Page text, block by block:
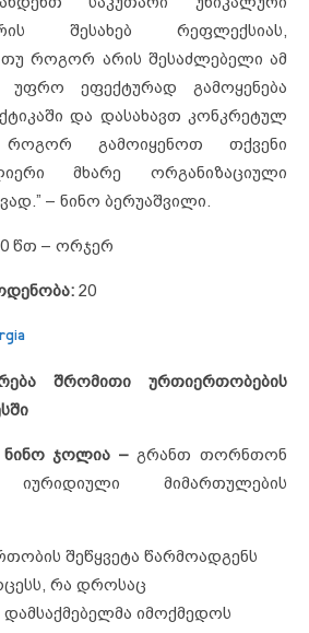
შესახებ რეფლექსიას,
თუ როგორ არის შესაძლებელი ამ
უფრო ეფექტურად გამოყენება
და დასახავთ კონკრეტულ
გამოიყენოთ თქვენი
მხარე ორგანიზაციული
– ნინო ბერუაშვილი.
წთ – ორჯერ
: 20
შრომითი ურთიერთობების
ნინო ჯოლია –გრანთ თორნთონ
იურიდიული მიმართულების
შეწყვეტა წარმოადგენს
რა დროსაც
დამსაქმებელმა იმოქმედოს